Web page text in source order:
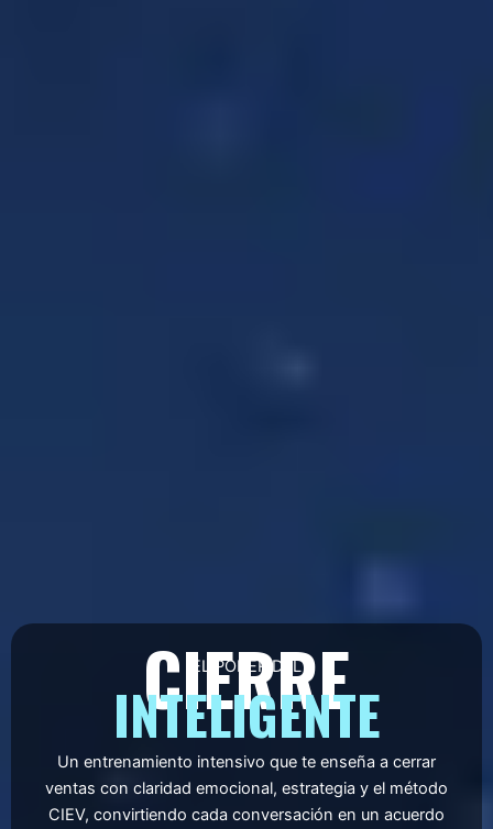
EL PODER DEL
CIERRE
INTELIGENTE
Un entrenamiento intensivo que te enseña a cerrar
ventas con claridad emocional, estrategia y el método
CIEV, convirtiendo cada conversación en un acuerdo